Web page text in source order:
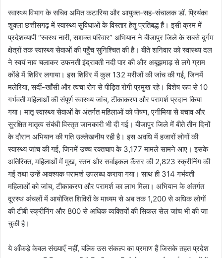
स्वास्थ्य विभाग के सचिव अमित कटारिया और आयुक्त-सह-संचालक डॉ. प्रियंका
शुक्ला छत्तीसगढ़ में स्वास्थ्य सुविधाओं के विस्तार हेतु प्रतिबद्ध हैं। इसी क्रम में
प्रदेशव्यापी “स्वस्थ नारी, सशक्त परिवार” अभियान ने बीजापुर जिले के सबसे दुर्गम
क्षेत्रों तक स्वास्थ्य सेवाओं की पहुँच सुनिश्चित की है। बीते शनिवार को स्वास्थ्य दल
ने स्वयं नाव चलाकर उफनती इंद्रावती नदी पार की और अबूझमाड़ से लगे ग्राम
कोंडे में शिविर लगाया। इस शिविर में कुल 132 मरीजों की जांच की गई, जिनमें
मलेरिया, सर्दी-खाँसी और त्वचा रोग से पीड़ित रोगी प्रमुख रहे। विशेष रूप से 10
गर्भवती महिलाओं की संपूर्ण स्वास्थ्य जांच, टीकाकरण और परामर्श प्रदान किया
गया। मातृ स्वास्थ्य सेवाओं के अंतर्गत महिलाओं को पोषण, एनीमिया से बचाव और
सुरक्षित मातृत्व संबंधी विस्तृत जानकारी भी दी गई। बीजापुर जिले में बीते तीन दिनों
के दौरान अभियान की गति उल्लेखनीय रही है। इस अवधि में हजारों लोगों की
स्वास्थ्य जांच की गई, जिनमें उच्च रक्तचाप के 3,177 मामले सामने आए। इसके
अतिरिक्त, महिलाओं में मुख, स्तन और सर्वाइकल कैंसर की 2,823 स्क्रीनिंग की
गई तथा उन्हें आवश्यक परामर्श उपलब्ध कराया गया। साथ ही 314 गर्भवती
महिलाओं को जांच, टीकाकरण और परामर्श का लाभ मिला। अभियान के अंतर्गत
दूरस्थ अंचलों में आयोजित शिविरों के माध्यम से अब तक 1,200 से अधिक लोगों
की टीबी स्क्रीनिंग और 800 से अधिक व्यक्तियों की सिकल सेल जांच भी की जा
चुकी है।
ये आँकड़े केवल संख्याएँ नहीं, बल्कि उस संकल्प का प्रमाण हैं जिसके तहत प्रदेश